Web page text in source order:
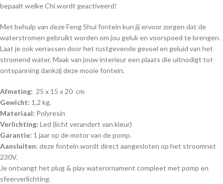
bepaalt welke Chi wordt geactiveerd!
Met behulp van deze Feng Shui fontein kun jij ervoor zorgen dat de
waterstromen gebruikt worden om jou geluk en voorspoed te brengen.
Laat je ook verrassen door het rustgevende gevoel en geluid van het
stromend water. Maak van jouw interieur een plaats die uitnodigt tot
ontspanning dankzij deze mooie fontein.
Afmeting: 25 x 15 x 20 cm
Gewicht: 1,2 kg.
Materiaal: Polyresin
Verlichting: Led (licht verandert van kleur)
Garantie: 1 jaar op de motor van de pomp.
Aansluiten: deze fontein wordt direct aangesloten op het stroomnet
230V.
Je ontvangt het plug & play waterornament compleet met pomp en
sfeerverlichting.